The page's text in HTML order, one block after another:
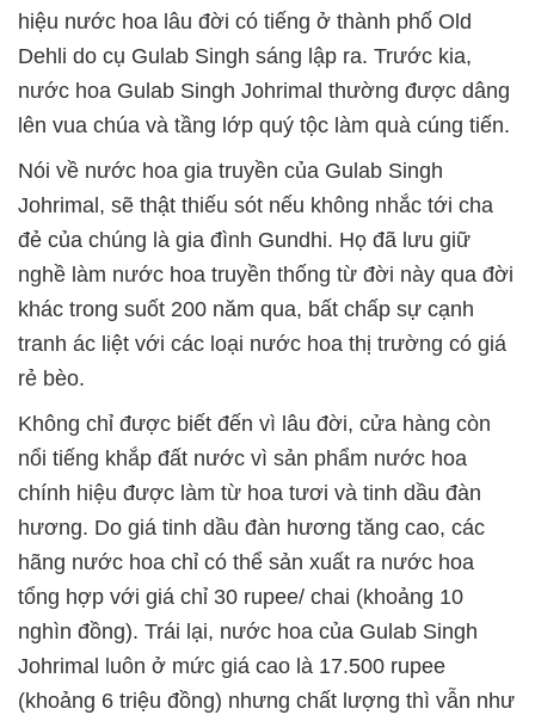
hiệu nước hoa lâu đời có tiếng ở thành phố Old
Dehli do cụ Gulab Singh sáng lập ra. Trước kia,
nước hoa Gulab Singh Johrimal thường được dâng
lên vua chúa và tầng lớp quý tộc làm quà cúng tiến.
Nói về nước hoa gia truyền của Gulab Singh
Johrimal, sẽ thật thiếu sót nếu không nhắc tới cha
đẻ của chúng là gia đình Gundhi. Họ đã lưu giữ
nghề làm nước hoa truyền thống từ đời này qua đời
khác trong suốt 200 năm qua, bất chấp sự cạnh
tranh ác liệt với các loại nước hoa thị trường có giá
rẻ bèo.
Không chỉ được biết đến vì lâu đời, cửa hàng còn
nổi tiếng khắp đất nước vì sản phẩm nước hoa
chính hiệu được làm từ hoa tươi và tinh dầu đàn
hương. Do giá tinh dầu đàn hương tăng cao, các
hãng nước hoa chỉ có thể sản xuất ra nước hoa
tổng hợp với giá chỉ 30 rupee/ chai (khoảng 10
nghìn đồng). Trái lại, nước hoa của Gulab Singh
Johrimal luôn ở mức giá cao là 17.500 rupee
(khoảng 6 triệu đồng) nhưng chất lượng thì vẫn như